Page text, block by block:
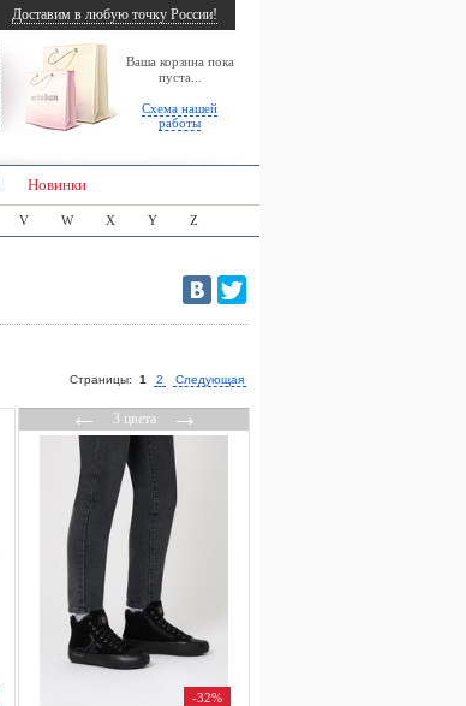
Ваша корзина пока
пуста...
Схема нашей
работы
Доставим в любую точку России!
Новинки
V W X Y Z
Страницы: 1 2 Следующая
←3 цвета→
-32%